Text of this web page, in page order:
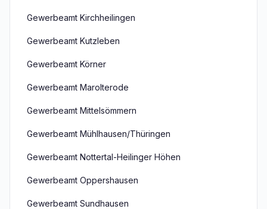
Gewerbeamt Kirchheilingen
Gewerbeamt Kutzleben
Gewerbeamt Körner
Gewerbeamt Marolterode
Gewerbeamt Mittelsömmern
Gewerbeamt Mühlhausen/Thüringen
Gewerbeamt Nottertal-Heilinger Höhen
Gewerbeamt Oppershausen
Gewerbeamt Sundhausen